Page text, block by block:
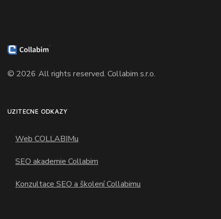
© 2026 All rights reserved. Collabim s.r.o.
UŽITEČNÉ ODKAZY
Web COLLABIMu
SEO akademie Collabim
Konzultace SEO a školení Collabimu